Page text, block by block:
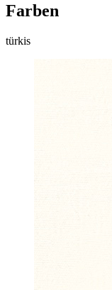
Farben
türkis